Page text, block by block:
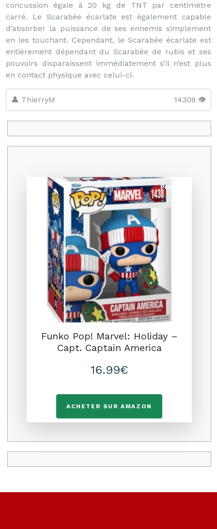
concussion égale à 20 kg de TNT par centimètre
carré. Le Scarabée écarlate est également capable
d’absorber la puissance de ses ennemis simplement
en les touchant. Cependant, le Scarabée écarlate est
entièrement dépendant du Scarabée de rubis et ses
pouvoirs disparaissent immédiatement s’il n’est plus
en contact physique avec celui-ci.
👤 ThierryM 14308 👁️
Promo
Funko Pop! Marvel: Holiday –
Capt. Captain America
16.99€
ACHETER SUR AMAZON